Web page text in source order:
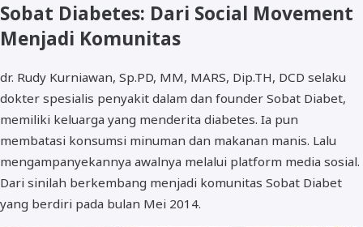
Sobat Diabetes: Dari Social Movement
Menjadi Komunitas
dr. Rudy Kurniawan, Sp.PD, MM, MARS, Dip.TH, DCD selaku
dokter spesialis penyakit dalam dan founder Sobat Diabet,
memiliki keluarga yang menderita diabetes. Ia pun
membatasi konsumsi minuman dan makanan manis. Lalu
mengampanyekannya awalnya melalui platform media sosial.
Dari sinilah berkembang menjadi komunitas Sobat Diabet
yang berdiri pada bulan Mei 2014.